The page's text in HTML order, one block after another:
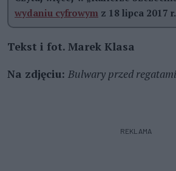
wydaniu cyfrowym z 18 lipca 2017 r.
Tekst i fot. Marek Klasa
Na zdjęciu: Bulwary przed
REKLAMA